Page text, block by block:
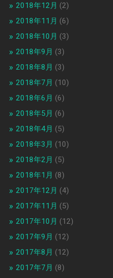
2018年12月 (2)
2018年11月 (6)
2018年10月 (3)
2018年9月 (3)
2018年8月 (3)
2018年7月 (10)
2018年6月 (6)
2018年5月 (6)
2018年4月 (5)
2018年3月 (10)
2018年2月 (5)
2018年1月 (8)
2017年12月 (4)
2017年11月 (5)
2017年10月 (12)
2017年9月 (12)
2017年8月 (12)
2017年7月 (8)